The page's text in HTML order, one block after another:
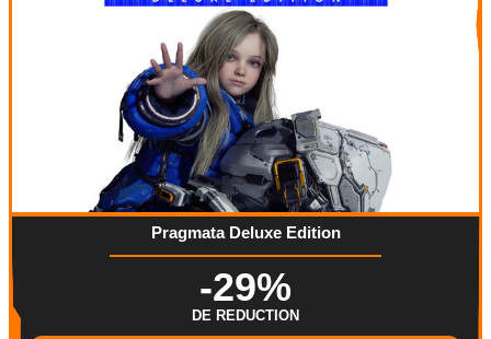
Pragmata Deluxe Edition
-29%
DE REDUCTION